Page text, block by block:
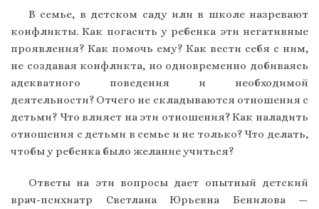
В семье, в детском саду или в школе назревают
конфликты. Как погасить у ребенка эти негативные
проявления? Как помочь ему? Как вести себя с ним,
не создавая конфликта, но одновременно добиваясь
адекватного поведения и необходимой
деятельности? Отчего не складываются отношения с
детьми? Что влияет на эти отношения? Как наладить
отношения с детьми в семье и не только? Что делать,
чтобы у ребенка было желание учиться?
Ответы на эти вопросы дает опытный детский
врач-психиатр Светлана Юрьевна Бенилова —